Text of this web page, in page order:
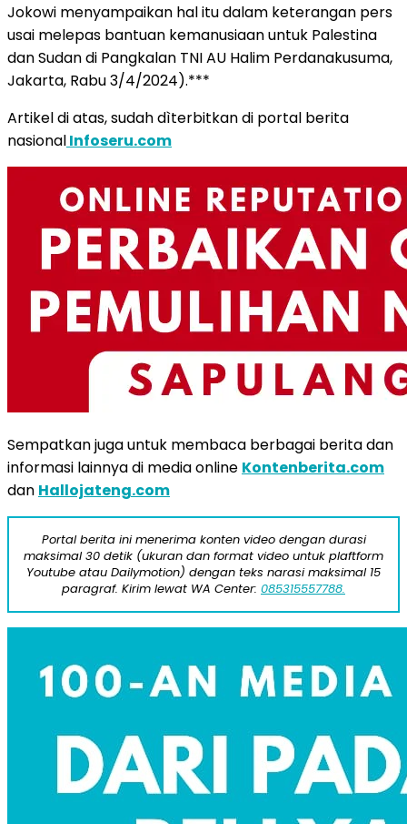
Jokowi menyampaikan hal itu dalam keterangan pers
usai melepas bantuan kemanusiaan untuk Palestina
dan Sudan di Pangkalan TNI AU Halim Perdanakusuma,
Jakarta, Rabu 3/4/2024).***
Artikel di atas, sudah dìterbitkan di portal berita
nasionalInfoseru.com
Sempatkan juga untuk membaca berbagai berita dan
informasi lainnya di media online Kontenberita.com
dan Hallojateng.com
Portal berita ini menerima konten video dengan durasi
maksimal 30 detik (ukuran dan format video untuk plaftform
Youtube atau Dailymotion) dengan teks narasi maksimal 15
paragraf. Kirim lewat WA Center: 085315557788.